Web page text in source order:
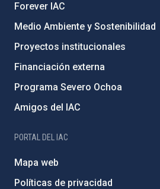
Forever IAC
Medio Ambiente y Sostenibilidad
Proyectos institucionales
Financiación externa
Programa Severo Ochoa
Amigos del IAC
PORTAL DEL IAC
Mapa web
Políticas de privacidad